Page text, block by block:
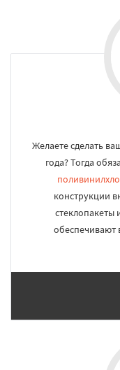
Желаете сделать
года? Тогда
конструкции
обеспечивают